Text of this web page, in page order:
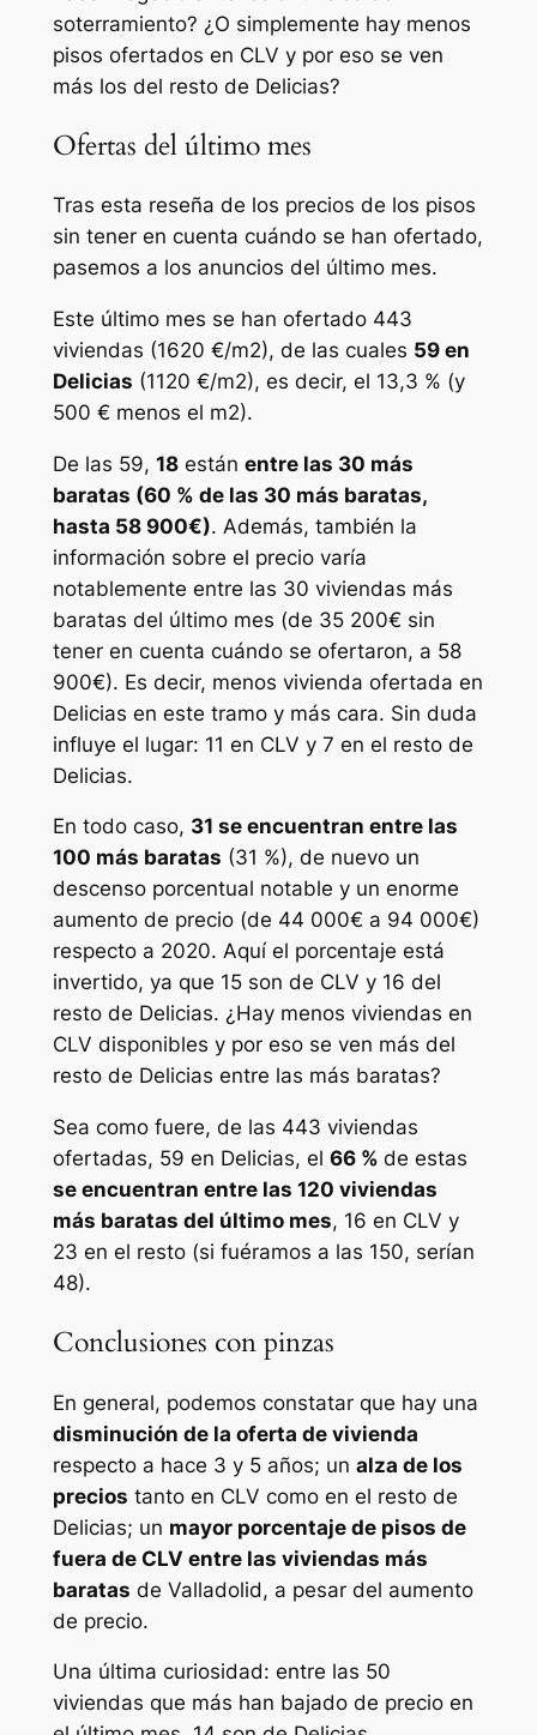
soterramiento? ¿O simplemente hay menos
pisos ofertados en CLV y por eso se ven
más los del resto de Delicias?
Ofertas del último mes
Tras esta reseña de los precios de los pisos
sin tener en cuenta cuándo se han ofertado,
pasemos a los anuncios del último mes.
Este último mes se han ofertado 443
viviendas (1620 €/m2), de las cuales 59 en
Delicias (1120 €/m2), es decir, el 13,3 % (y
500 € menos el m2).
De las 59, 18están entre las 30 más
baratas (60 % de las 30 más baratas,
hasta 58 900€). Además, también la
información sobre el precio varía
notablemente entre las 30 viviendas más
baratas del último mes (de 35 200€ sin
tener en cuenta cuándo se ofertaron, a 58
900€). Es decir, menos vivienda ofertada en
Delicias en este tramo y más cara. Sin duda
influye el lugar: 11 en CLV y 7 en el resto de
Delicias.
En todo caso, 31 se encuentran entre las
100 más baratas (31 %), de nuevo un
descenso porcentual notable y un enorme
aumento de precio (de 44 000€ a 94 000€)
respecto a 2020. Aquí el porcentaje está
invertido, ya que 15 son de CLV y 16 del
resto de Delicias. ¿Hay menos viviendas en
CLV disponibles y por eso se ven más del
resto de Delicias entre las más baratas?
Sea como fuere, de las 443 viviendas
ofertadas, 59 en Delicias, el 66 % de estas
se encuentran entre las 120 viviendas
más baratas del último mes, 16 en CLV y
23 en el resto (si fuéramos a las 150, serían
48).
Conclusiones con pinzas
En general, podemos constatar que hay una
disminución de la oferta de vivienda
respecto a hace 3 y 5 años; un alza de los
precios tanto en CLV como en el resto de
Delicias; un mayor porcentaje de pisos de
fuera de CLV entre las viviendas más
baratas de Valladolid, a pesar del aumento
de precio.
Una última curiosidad: entre las 50
viviendas que más han bajado de precio en